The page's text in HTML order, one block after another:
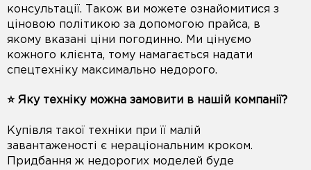
консультації. Також ви можете ознайомитися з
ціновою політикою за допомогою прайса, в
якому вказані ціни погодинно. Ми цінуємо
кожного клієнта, тому намагається надати
спецтехніку максимально недорого.
⭐️ Яку техніку можна замовити в нашій компанії?
Купівля такої техніки при її малій
завантаженості є нераціональним кроком.
Придбання ж недорогих моделей буде